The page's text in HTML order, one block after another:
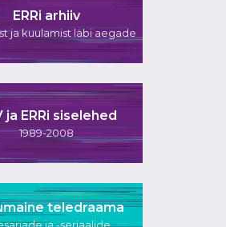
ERRi arhiiv
ja kuulamist läbi aegade
ja ERRi siselehed
1989-2008
teledraama